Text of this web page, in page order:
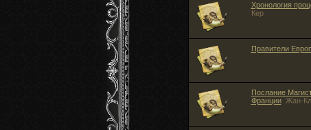
Хронология
Кер
Правители
Послание
Франции
Жан-